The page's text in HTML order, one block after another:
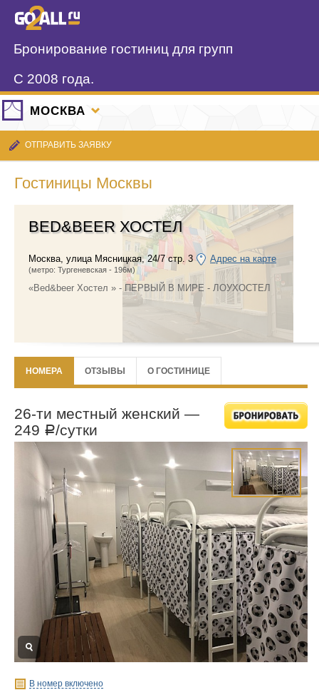
Бронирование гостиниц для групп
С 2008 года.
МОСКВА
ОТПРАВИТЬ ЗАЯВКУ
Гостиницы Москвы
BED&BEER ХОСТЕЛ
Москва улица Мясницкая, 24/7 стр. 3 Адрес на карте
(метро: Тургеневская - 196м)
«Bed&beer Хостел » - ПЕРВЫЙ В МИРЕ - ЛОУХОСТЕЛ
НОМЕРА ОТЗЫВЫ О ГОСТИНИЦЕ
26-ти местный женский —
249 Р/сутки
В номер включено